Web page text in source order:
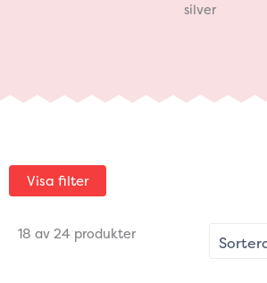
silver
Visa filter
18 av 24 produkter